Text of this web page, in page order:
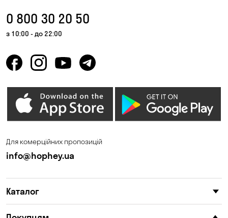
0 800 30 20 50
з 10:00 - до 22:00
Для комерційних пропозицій
info@hophey.ua
Каталог